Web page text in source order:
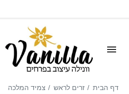
דף הבית זרים לראש צמיד המלכה